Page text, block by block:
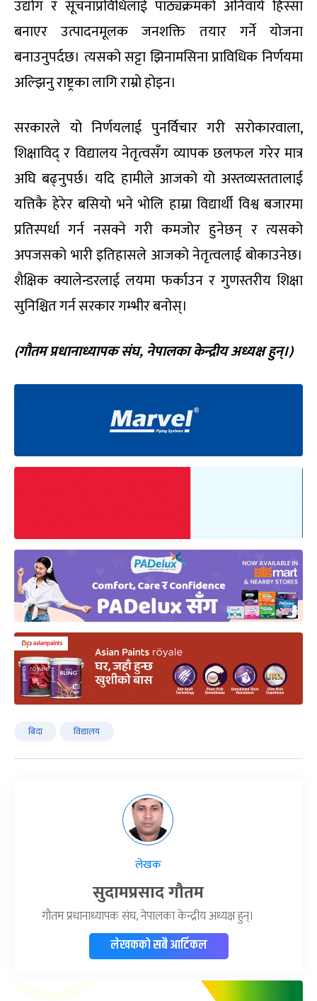
उद्योग र सूचनाप्रविधिलाई पाठ्यक्रमको अनिवार्य हिस्सा
बनाएर उत्पादनमूलक जनशक्ति तयार गर्ने योजना
बनाउनुपर्दछ। त्यसको सट्टा झिनामसिना प्राविधिक निर्णयमा
अल्झिनु राष्ट्रका लागि राम्रो होइन।
सरकारले यो निर्णयलाई पुनर्विचार गरी सरोकारवाला,
शिक्षाविद् र विद्यालय नेतृत्वसँग व्यापक छलफल गरेर मात्र
अघि बढ्नुपर्छ। यदि हामीले आजको यो अस्तव्यस्ततालाई
यत्तिकै हेरेर बसियो भने भोलि हाम्रा विद्यार्थी विश्व बजारमा
प्रतिस्पर्धा गर्न नसक्ने गरी कमजोर हुनेछन् र त्यसको
अपजसको भारी इतिहासले आजको नेतृत्वलाई बोकाउनेछ।
शैक्षिक क्यालेन्डरलाई लयमा फर्काउन र गुणस्तरीय शिक्षा
सुनिश्चित गर्न सरकार गम्भीर बनोस्।
(गौतम प्रधानाध्यापक संघ, नेपालका केन्द्रीय अध्यक्ष हुन्।)
बिदा विद्यालय
लेखक
सुदामप्रसाद गौतम
गौतम प्रधानाध्यापक संघ, नेपालका केन्द्रीय अध्यक्ष हुन्।
लेखकको सबै आर्टिकल